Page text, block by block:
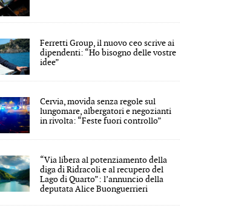
Ferretti Group, il nuovo ceo scrive ai
dipendenti: “Ho bisogno delle vostre
idee”
Cervia, movida senza regole sul
lungomare, albergatori e negozianti
in rivolta: “Feste fuori controllo”
“Via libera al potenziamento della
diga di Ridracoli e al recupero del
Lago di Quarto”: l’annuncio della
deputata Alice Buonguerrieri